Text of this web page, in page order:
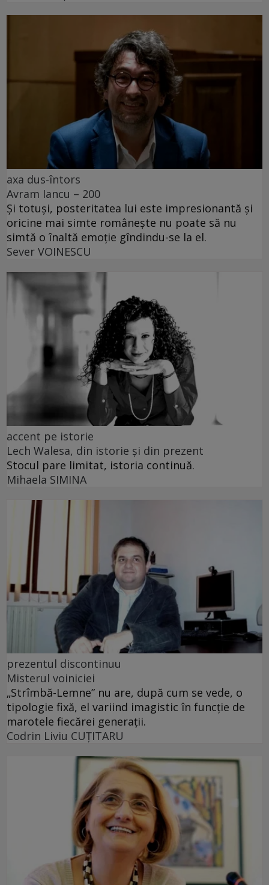
axa dus-întors
Avram Iancu – 200
Și totuși, posteritatea lui este impresionantă și
oricine mai simte românește nu poate să nu
simtă o înaltă emoție gîndindu-se la el.
Sever VOINESCU
accent pe istorie
Lech Walesa, din istorie și din prezent
Stocul pare limitat, istoria continuă.
Mihaela SIMINA
prezentul discontinuu
Misterul voiniciei
„Strîmbă-Lemne” nu are, după cum se vede, o
tipologie fixă, el variind imagistic în funcţie de
marotele fiecărei generaţii.
Codrin Liviu CUŢITARU